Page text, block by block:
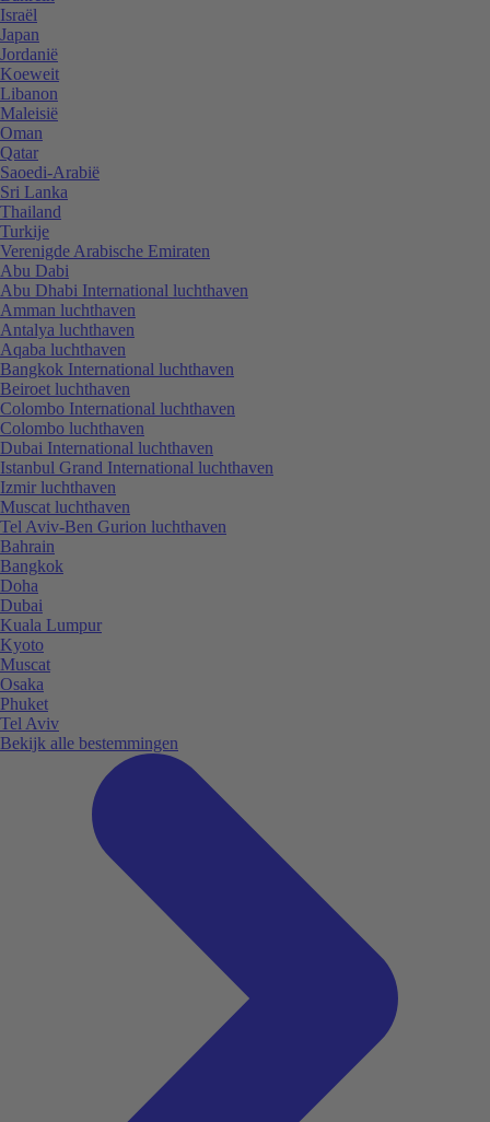
Israël
Japan
Jordanië
Koeweit
Libanon
Maleisië
Oman
Qatar
Saoedi-Arabië
Sri Lanka
Thailand
Turkije
Verenigde Arabische Emiraten
Abu Dabi
Abu Dhabi International luchthaven
Amman luchthaven
Antalya luchthaven
Aqaba luchthaven
Bangkok International luchthaven
Beiroet luchthaven
Colombo International luchthaven
Colombo luchthaven
Dubai International luchthaven
Istanbul Grand International luchthaven
Izmir luchthaven
Muscat luchthaven
Tel Aviv-Ben Gurion luchthaven
Bahrain
Bangkok
Doha
Dubai
Kuala Lumpur
Kyoto
Muscat
Osaka
Phuket
Tel Aviv
Bekijk alle bestemmingen